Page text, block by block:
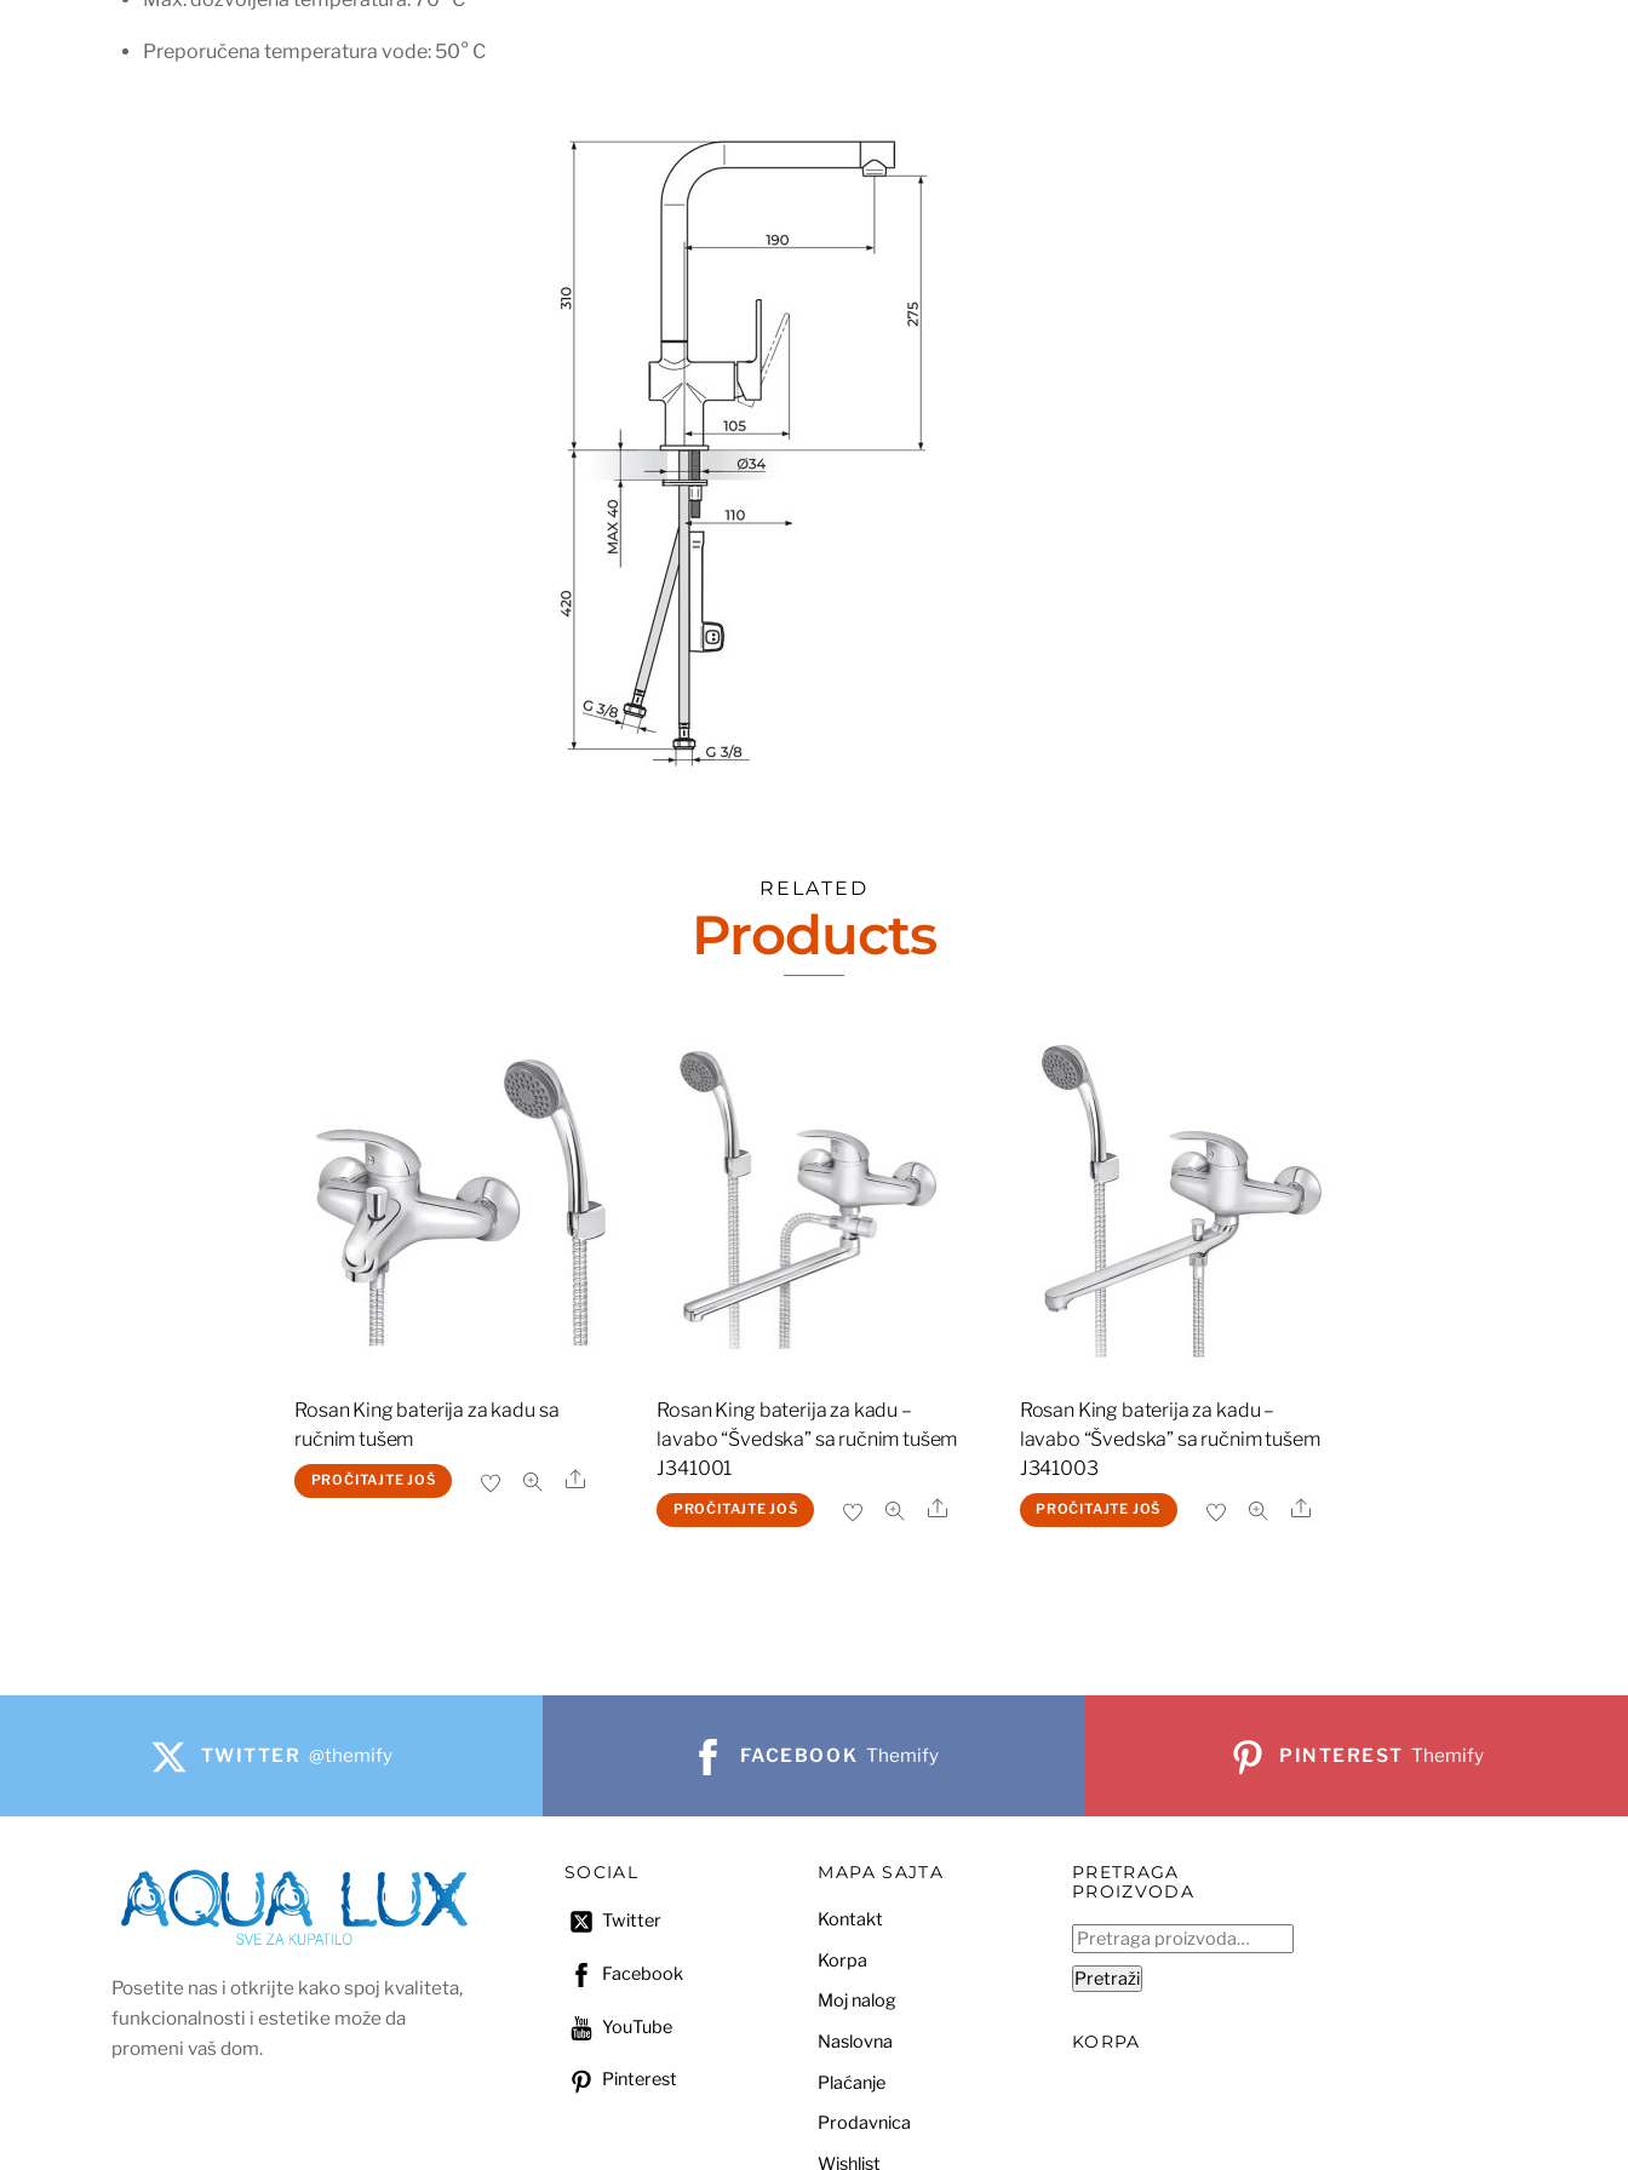
Preporučena temperatura vode: 50° C
RELATED
Products
Rosan King baterija za kadu sa
ručnim tušem
PROČITAJTE JOŠ Share
Rosan King baterija za kadu –
lavabo “Švedska” sa ručnim tušem
J341001
PROČITAJTE JOŠ Share
Rosan King baterija za kadu –
lavabo “Švedska” sa ručnim tušem
J341003
PROČITAJTE JOŠ Share
TWITTER @themify FACEBOOK Themify PINTEREST Themify
Posetite nas i otkrijte kako spoj kvaliteta,
funkcionalnosti i estetike može da
promeni vaš dom.
SOCIAL
Twitter
Facebook
YouTube
Pinterest
MAPA SAJTA
Kontakt
Korpa
Moj nalog
Naslovna
Plaćanje
Prodavnica
Wishlist
PRETRAGA
PROIZVODA
Pretraga
za:
Pretraži
KORPA